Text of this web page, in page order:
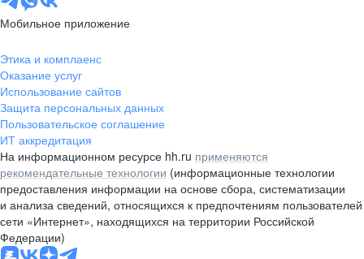
Мобильное приложение
Этика и комплаенс
Оказание услуг
Использование сайтов
Защита персональных данных
Пользовательское соглашение
ИТ аккредитация
На информационном ресурсе hh.ru применяются
рекомендательные технологии (информационные технологии
предоставления информации на основе сбора, систематизации
и анализа сведений, относящихся к предпочтениям пользователей
сети «Интернет», находящихся на территории Российской
Федерации)